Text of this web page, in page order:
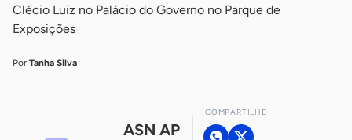
Clécio Luiz no Palácio do Governo no Parque de
Exposições
Por Tanha Silva
ASN AP
COMPARTILHE